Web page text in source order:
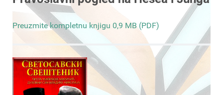
Preuzmite kompletnu knjigu 0,9 MB (PDF)